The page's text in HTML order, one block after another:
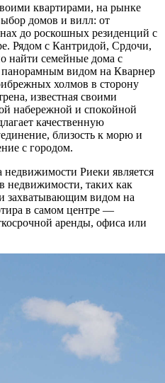
квартирами, на рынке
домов и вилл: от
до роскошных резиденций с
Рядом с Кантридой, Срдочи,
семейные дома с
панорамным видом на Кварнер
холмов в сторону
известная своими
набережной и спокойной
качественную
близость к морю и
с городом.
Риеки является
недвижимости, таких как
захватывающим видом на
в самом центре —
аренды, офиса или